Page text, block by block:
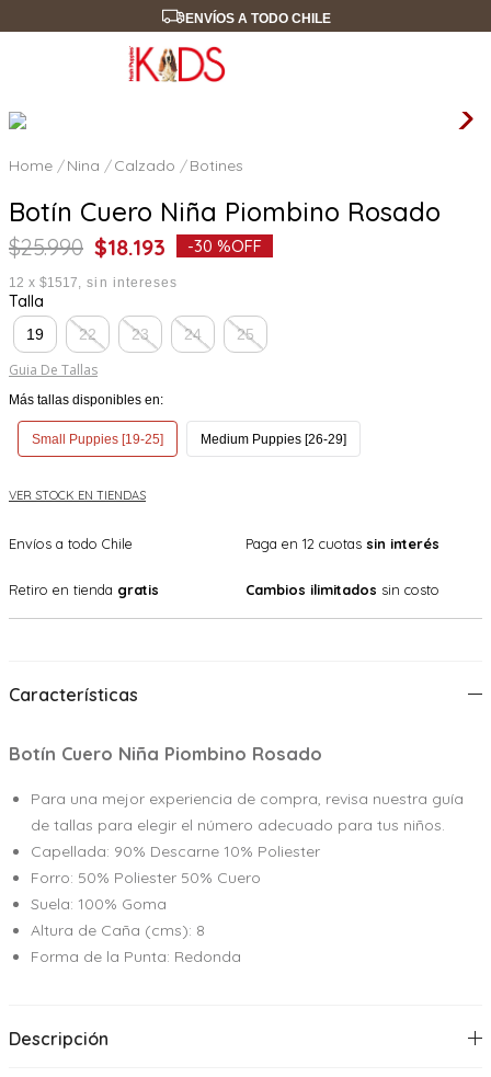
ENVÍOS A TODO CHILE
Nina Calzado Botines
Botín Cuero Niña Piombino Rosado
$25.990 $18.193 -30 %OFF
12 x $1517 sin intereses
Talla
19 22 23 24 25
Guia De Tallas
Más tallas disponibles en:
Small Puppies [19-25] Medium Puppies [26-29]
VER STOCK EN TIENDAS
Envíos a todo Chile Paga en 12 cuotas sin interés
Retiro en tienda gratis Cambios ilimitados sin costo
Características
Botín Cuero Niña Piombino Rosado
Para una mejor experiencia de compra, revisa nuestra guía
de tallas para elegir el número adecuado para tus niños.
Capellada: 90% Descarne 10% Poliester
Forro: 50% Poliester 50% Cuero
Suela: 100% Goma
Altura de Caña (cms): 8
Forma de la Punta: Redonda
Descripción